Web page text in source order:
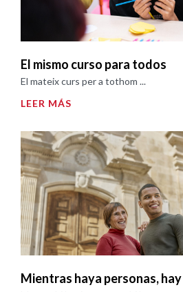
El mismo curso para todos
El mateix curs per a tothom ...
LEER MÁS
Mientras haya personas,